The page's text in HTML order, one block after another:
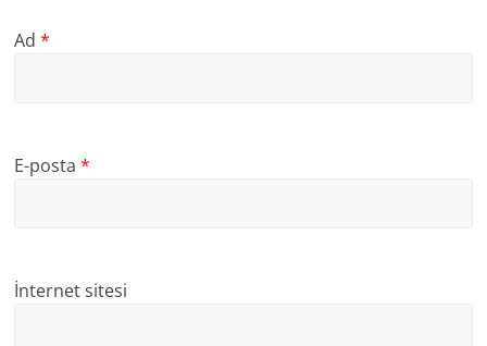
Ad*
E-posta*
İnternet sitesi